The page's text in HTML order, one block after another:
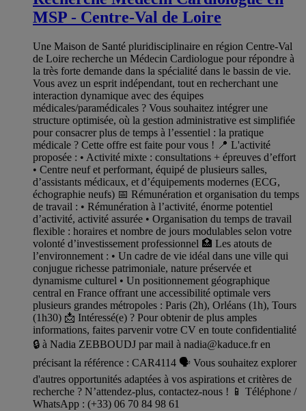
MSP - Centre-Val de Loire
Une Maison de Santé pluridisciplinaire en région Centre-Val
de Loire recherche un Médecin Cardiologue pour répondre à
la très forte demande dans la spécialité dans le bassin de vie.
Vous avez un esprit indépendant, tout en recherchant une
interaction dynamique avec des équipes
médicales/paramédicales ? Vous souhaitez intégrer une
structure optimisée, où la gestion administrative est simplifiée
pour consacrer plus de temps à l’essentiel : la pratique
médicale ? Cette offre est faite pour vous ! 📍 L'activité
proposée : • Activité mixte : consultations + épreuves d’effort
• Centre neuf et performant, équipé de plusieurs salles,
d’assistants médicaux, et d’équipements modernes (ECG,
échographie neufs) 📅 Rémunération et organisation du temps
de travail : • Rémunération à l’activité, énorme potentiel
d’activité, activité assurée • Organisation du temps de travail
flexible : horaires et nombre de jours modulables selon votre
volonté d’investissement professionnel 🏥 Les atouts de
l’environnement : • Un cadre de vie idéal dans une ville qui
conjugue richesse patrimoniale, nature préservée et
dynamisme culturel • Un positionnement géographique
central en France offrant une accessibilité optimale vers
plusieurs grandes métropoles : Paris (2h), Orléans (1h), Tours
(1h30) 📩 Intéressé(e) ? Pour obtenir de plus amples
informations, faites parvenir votre CV en toute confidentialité
🔒 à Nadia ZEBBOUDJ par mail à nadia@kaduce.fren
précisant la référence : CAR4114 🗣️ Vous souhaitez explorer
d'autres opportunités adaptées à vos aspirations et critères de
recherche ? N’attendez-plus, contactez-nous ! 📱 Téléphone /
WhatsApp : (+33) 06 70 84 98 61